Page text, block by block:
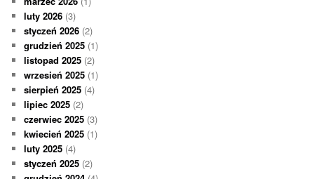
luty 2026 (3)
styczeń 2026 (2)
grudzień 2025 (1)
listopad 2025 (2)
wrzesień 2025 (1)
sierpień 2025 (4)
lipiec 2025 (2)
czerwiec 2025 (3)
kwiecień 2025 (1)
luty 2025 (4)
styczeń 2025 (2)